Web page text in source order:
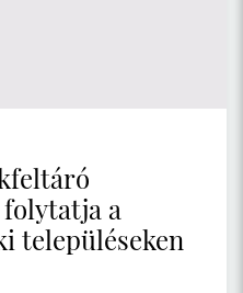
a
településeken